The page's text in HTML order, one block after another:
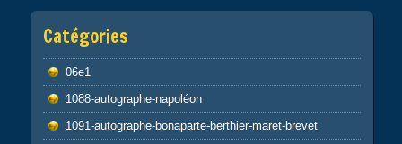
Catégories
06e1
1088-autographe-napoléon
1091-autographe-bonaparte-berthier-maret-brevet